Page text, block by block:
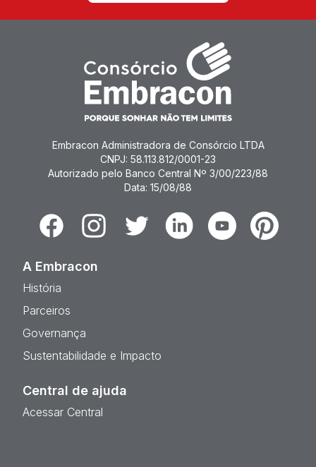
Embracon Administradora de Consórcio LTDA
CNPJ: 58.113.812/0001-23
Autorizado pelo Banco Central Nº 3/00/223/88
Data: 15/08/88
FacebookInstagramTwitter LinkedinYoutubePinterest
A Embracon
História
Parceiros
Governança
Sustentabilidade e Impacto
Central de ajuda
Acessar Central